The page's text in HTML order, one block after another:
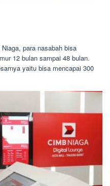
para nasabah bisa
12 bulan sampai 48 bulan.
yaitu bisa mencapai 300